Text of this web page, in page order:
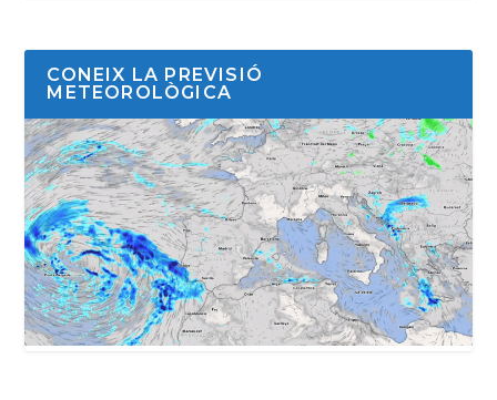
CONEIX LA PREVISIÓ
METEOROLÒGICA